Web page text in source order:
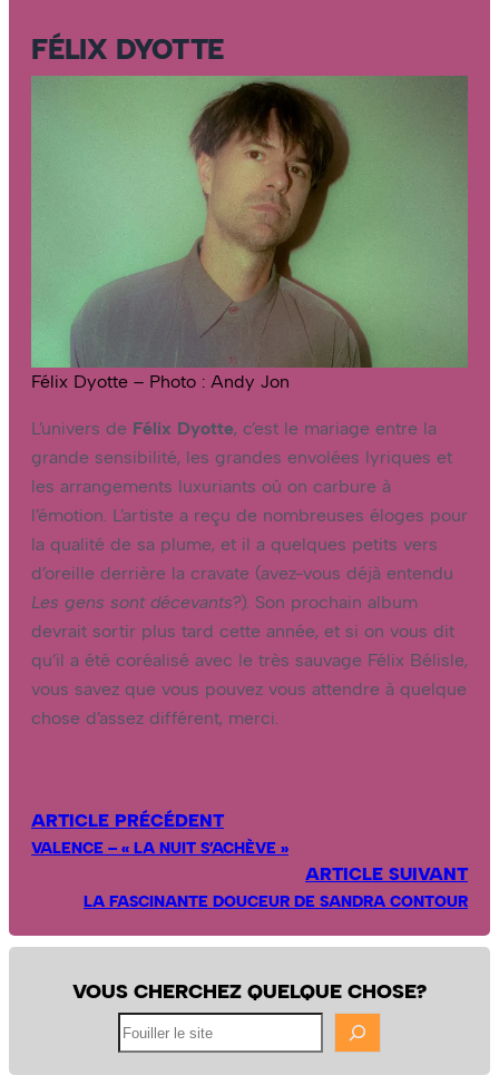
FÉLIX DYOTTE
Félix Dyotte – Photo : Andy Jon
L’univers de Félix Dyotte, c’est le mariage entre la
grande sensibilité, les grandes envolées lyriques et
les arrangements luxuriants où on carbure à
l’émotion. L’artiste a reçu de nombreuses éloges pour
la qualité de sa plume, et il a quelques petits vers
d’oreille derrière la cravate (avez-vous déjà entendu
Les gens sont décevants?). Son prochain album
devrait sortir plus tard cette année, et si on vous dit
qu’il a été coréalisé avec le très sauvage Félix Bélisle,
vous savez que vous pouvez vous attendre à quelque
chose d’assez différent, merci.
ARTICLE PRÉCÉDENT
VALENCE – « LA NUIT S’ACHÈVE »
ARTICLE SUIVANT
LA FASCINANTE DOUCEUR DE SANDRA CONTOUR
VOUS CHERCHEZ QUELQUE CHOSE?